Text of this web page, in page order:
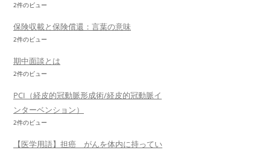
2件のビュー
保険収載と保険償還：言葉の意味
2件のビュー
期中面談とは
2件のビュー
PCI（経皮的冠動脈形成術/経皮的冠動脈イ
ンターベンション）
2件のビュー
【医学用語】担癌 がんを体内に持ってい